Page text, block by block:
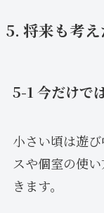
5. 将来も考
5-1 今だけで
小さい頃は遊
スや個室の使
きます。